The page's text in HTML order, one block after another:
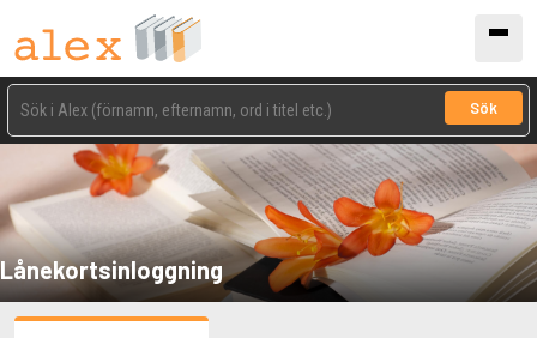
Sök
Lånekortsinloggning